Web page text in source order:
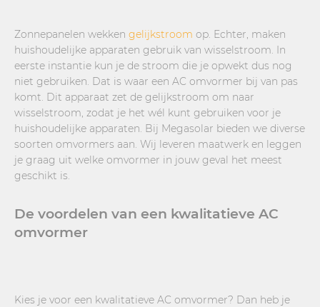
Zonnepanelen wekken gelijkstroom op. Echter, maken
huishoudelijke apparaten gebruik van wisselstroom. In
eerste instantie kun je de stroom die je opwekt dus nog
niet gebruiken. Dat is waar een AC omvormer bij van pas
komt. Dit apparaat zet de gelijkstroom om naar
wisselstroom, zodat je het wél kunt gebruiken voor je
huishoudelijke apparaten. Bij Megasolar bieden we diverse
soorten omvormers aan. Wij leveren maatwerk en leggen
je graag uit welke omvormer in jouw geval het meest
geschikt is.
De voordelen van een kwalitatieve AC
omvormer
Kies je voor een kwalitatieve AC omvormer? Dan heb je